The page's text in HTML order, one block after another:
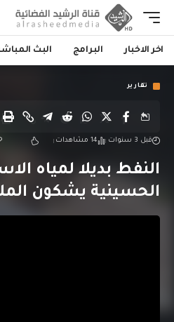
اخر الاخبار البرامج البث
تقارير
قبل 3 سنوات 14 مشاهدات
النفط بديلا لمياه
الحسينية يشكون